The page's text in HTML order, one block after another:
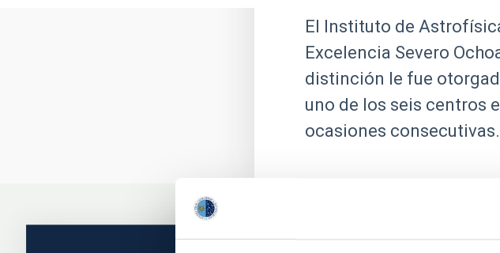
El Instituto de
Excelencia Severo
distinción le fue
uno de los seis centros
ocasiones consecutivas.